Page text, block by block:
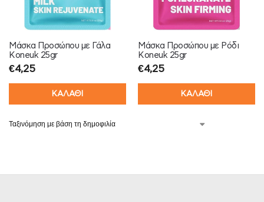
Μάσκα Προσώπου με Γάλα
Koneuk 25gr
€4,25
ΚΑΛΑΘΙ
Μάσκα Προσώπου με Ρόδι
Koneuk 25gr
€4,25
ΚΑΛΑΘΙ